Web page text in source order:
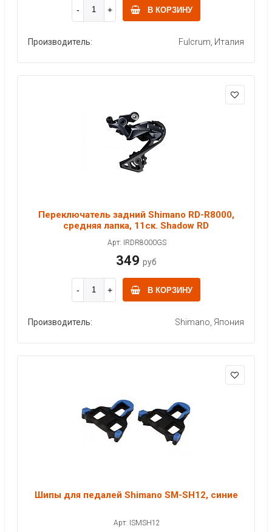
В КОРЗИНУ
Производитель: Fulcrum, Италия
Переключатель задний Shimano RD-R8000,
средняя лапка, 11ск. Shadow RD
Арт: IRDR8000GS
349 руб
В КОРЗИНУ
Производитель: Shimano, Япония
Шипы для педалей Shimano SM-SH12, синие
Арт: ISMSH12